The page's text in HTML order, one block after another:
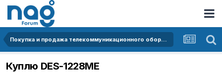
Покупка и продажа телекоммуникационного оборудования
Куплю DES-1228ME